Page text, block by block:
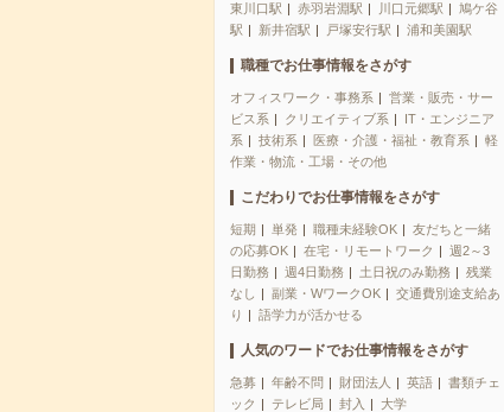
東川口駅 赤羽岩淵駅 川口元郷駅
鳩ケ谷
駅
新井宿駅 戸塚安行駅 浦和美園駅
職種でお仕事情報をさがす
オフィスワーク・事務系
営業・販売・サー
ビス系
クリエイティブ系
IT・エンジニア
系
技術系 医療・介護・福祉・教育系
軽
作業・物流・工場・その他
こだわりでお仕事情報をさがす
短期 単発 職種未経験OK
友だちと一緒
の応募OK
在宅・リモートワーク
週2～3
日勤務
週4日勤務 土日祝のみ勤務
残業
なし
副業・WワークOK
交通費別途支給あ
り
語学力が活かせる
人気のワードでお仕事情報をさがす
急募 年齢不問 財団法人 英語
書類チェ
ック
テレビ局 封入 大学